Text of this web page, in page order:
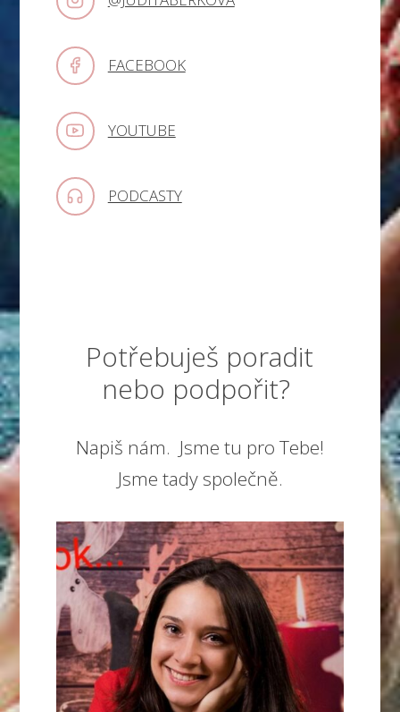
FACEBOOK
YOUTUBE
PODCASTY
Potřebuješ poradit
nebo podpořit?
Napiš nám. Jsme tu pro Tebe!
Jsme tady společně.